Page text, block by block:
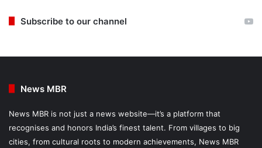
Subscribe to our channel
News MBR
News MBR is not just a news website—it’s a platform that
recognises and honors India’s finest talent. From villages to big
cities, from cultural roots to modern achievements, News MBR